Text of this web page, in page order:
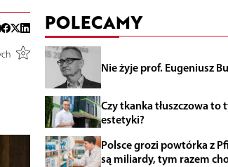
POLECAMY
Nie żyje prof. Eugeniusz
Czy tkanka tłuszczowa to
estetyki?
Polsce grozi powtórka z
są miliardy, tym razem